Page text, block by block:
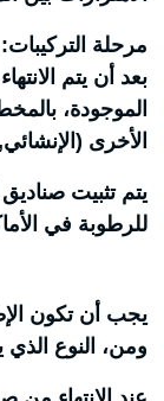
مرحلة التركيبات:
بعد أن يتم
الموجودة،
الأخرى
يتم تثبيت
للرطوبة في
يجب أن تكون
ومن، النوع